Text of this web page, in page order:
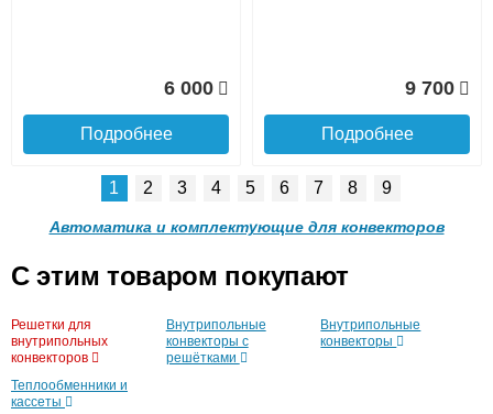
Подъем на этаж.
до подъезда
возможность
6 000
Подробнее
9 700
Подробнее
310.2/MM, 230В (врезной)
600Т, 230В (врезной - кругл.
1 2 3 4 5 6 7 8 9
Автоматика и комплектующие для конвекторов
C этим товаром покупают
Решетки для
внутрипольных
конвекторов
Внутрипольные
конвекторы с
решётками
Внутрипольные
конвекторы
Теплообменники и
кассеты